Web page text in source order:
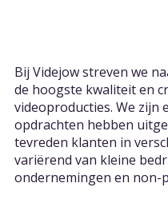
Bij Videjow streven we
de hoogste kwaliteit en
videoproducties. We zijn
opdrachten hebben
tevreden klanten in
variërend van kleine
ondernemingen en non-